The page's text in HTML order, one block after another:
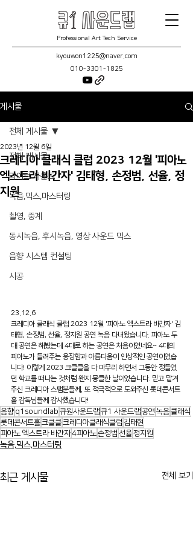
Professional Art Tech Service
kyouwon1225@naver.com
010-3301-1825
게시물
전체 게시물
라이브 사운드
녹음,믹스,마스터링
촬영, 중계
동시녹음, 후시녹음, 영상 사운드 믹스
음향 시스템 컨설팅
시공
전체 게시물
크레디아 클래식 클럽 2023 12월 '피아노
엑스트라 바간자' 김태형, 손정범, 선율, 정
지원
2023년 12월 6일
23.12.6
크레디아 클래식 클럽 2023 12월 '피아노 엑스트라 바간자' 김
태형, 손정범, 선율, 정지원 공연 녹음 다녀왔습니다. 피아노 두
대 공연은 해봤는데 4대로 하는 공연은 처음이었네요~ 4대의
피아노가 들려주는 웅장함과 아름다움이 인상적인 공연이었습
니다! 이렇게 2023 크클클을 다 마무리 하면서 그동안 정들었
던 학교를 떠나는 것처럼 왠지 뭉클한 날이었습니다. 믿고 맡겨
주신 크레디아 스탭분들께, 또 적극적으로 도와주신 롯데콘서트
홀 감독님들께 감사했습니다!
음향 q1soundlab 큐원사운드랩큐1 사운드랩공연 녹음클래식
롯데콘서트홀 크클클 크레디아클래식클럽 김태현
피아노 엑스트라 바간자4피아노 손정범 선율정지원
녹음,믹스,마스터링
최근 게시물 전체 보기